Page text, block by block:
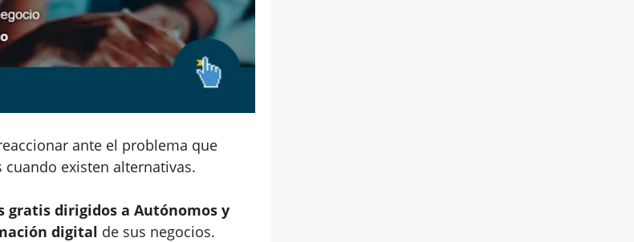
ante el problema que
existen alternativas.
gratis dirigidos a Autónomos y
digital de sus negocios.